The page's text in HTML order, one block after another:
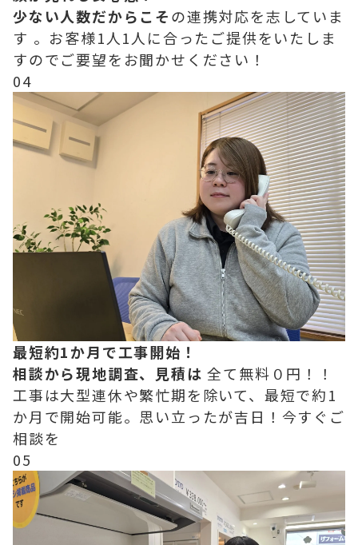
少ない人数だからこその連携対応を志していま
す 。お客様1人1人に合ったご提供をいたしま
すのでご要望をお聞かせください！
04
最短約1か月で工事開始！
相談から現地調査、見積は全て無料０円！！
工事は大型連休や繁忙期を除いて、最短で約1
か月で開始可能。思い立ったが吉日！今すぐご
相談を
05